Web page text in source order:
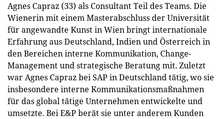
Agnes Capraz (33) als Consultant Teil des Teams. Die
Wienerin mit einem Masterabschluss der Universität
für angewandte Kunst in Wien bringt internationale
Erfahrung aus Deutschland, Indien und Österreich in
den Bereichen interne Kommunikation, Change-
Management und strategische Beratung mit. Zuletzt
war Agnes Capraz bei SAP in Deutschland tätig, wo sie
insbesondere interne Kommunikationsmaßnahmen
für das global tätige Unternehmen entwickelte und
umsetzte. Bei E&P berät sie unter anderem Kunden